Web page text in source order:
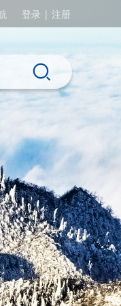
登录 | 注册